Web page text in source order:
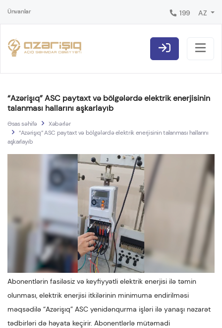
Ünvanlar 199 AZ
“Azərişıq” ASC paytaxt və bölgələrdə elektrik enerjisinin
talanması hallarını aşkarlayıb
Əsas səhifə
Xəbərlər
“Azərişıq” ASC paytaxt və bölgələrdə elektrik enerjisinin talanması hallarını
aşkarlayıb
Abonentlərin fasiləsiz və keyfiyyətli elektrik enerjisi ilə təmin
olunması, elektrik enerjisi itkilərinin minimuma endirilməsi
məqsədilə “Azərişıq” ASC yenidənqurma işləri ilə yanaşı nəzarət
tədbirləri də həyata keçirir. Abonentlərlə mütəmadi